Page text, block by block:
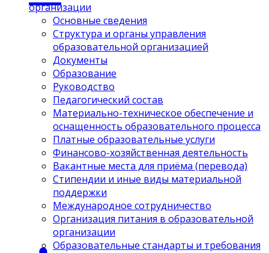
организации
Основные сведения
Структура и органы управления
образовательной организацией
Документы
Образование
Руководство
Педагогический состав
Материально-техническое обеспечение и
оснащенность образовательного процесса
Платные образовательные услуги
Финансово-хозяйственная деятельность
Вакантные места для приёма (перевода)
Стипендии и иные виды материальной
поддержки
Международное сотрудничество
Организация питания в образовательной
организации
Образовательные стандарты и требования